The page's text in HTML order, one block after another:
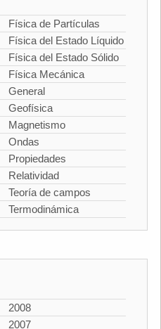
Física de Partículas
Física del Estado Líquido
Física del Estado Sólido
Física Mecánica
General
Geofísica
Magnetismo
Ondas
Propiedades
Relatividad
Teoría de campos
Termodinámica
2008
2007